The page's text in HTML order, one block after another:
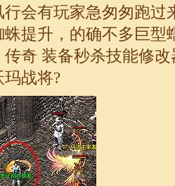
会有玩家急匆匆跑过
提升，的确不多巨型
传奇 装备秒杀技能修
战将?